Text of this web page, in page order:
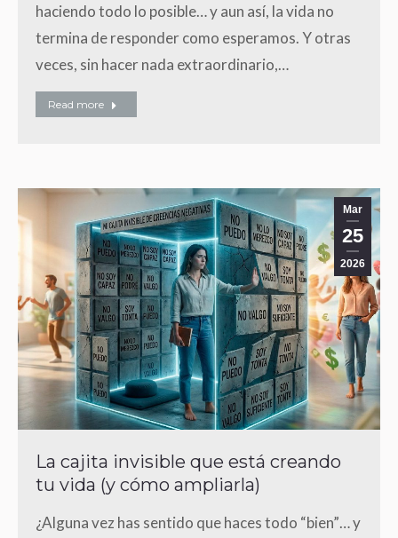
haciendo todo lo posible… y aun así, la vida no
termina de responder como esperamos. Y otras
veces, sin hacer nada extraordinario,…
Read more
Mar
25
2026
La cajita invisible que está creando
tu vida (y cómo ampliarla)
¿Alguna vez has sentido que haces todo “bien”… y